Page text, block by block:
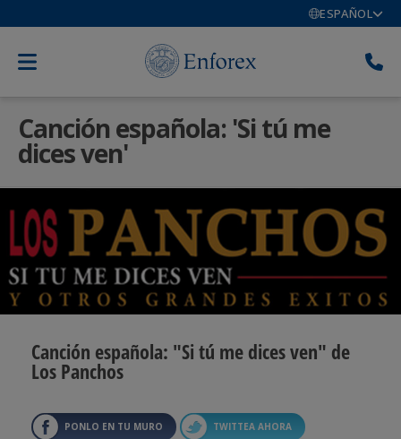
ESPAÑOL
Canción española: 'Si tú me
dices ven'
Canción española: "Si tú me dices ven" de
Los Panchos
PONLO EN TU MURO TWITTEA AHORA